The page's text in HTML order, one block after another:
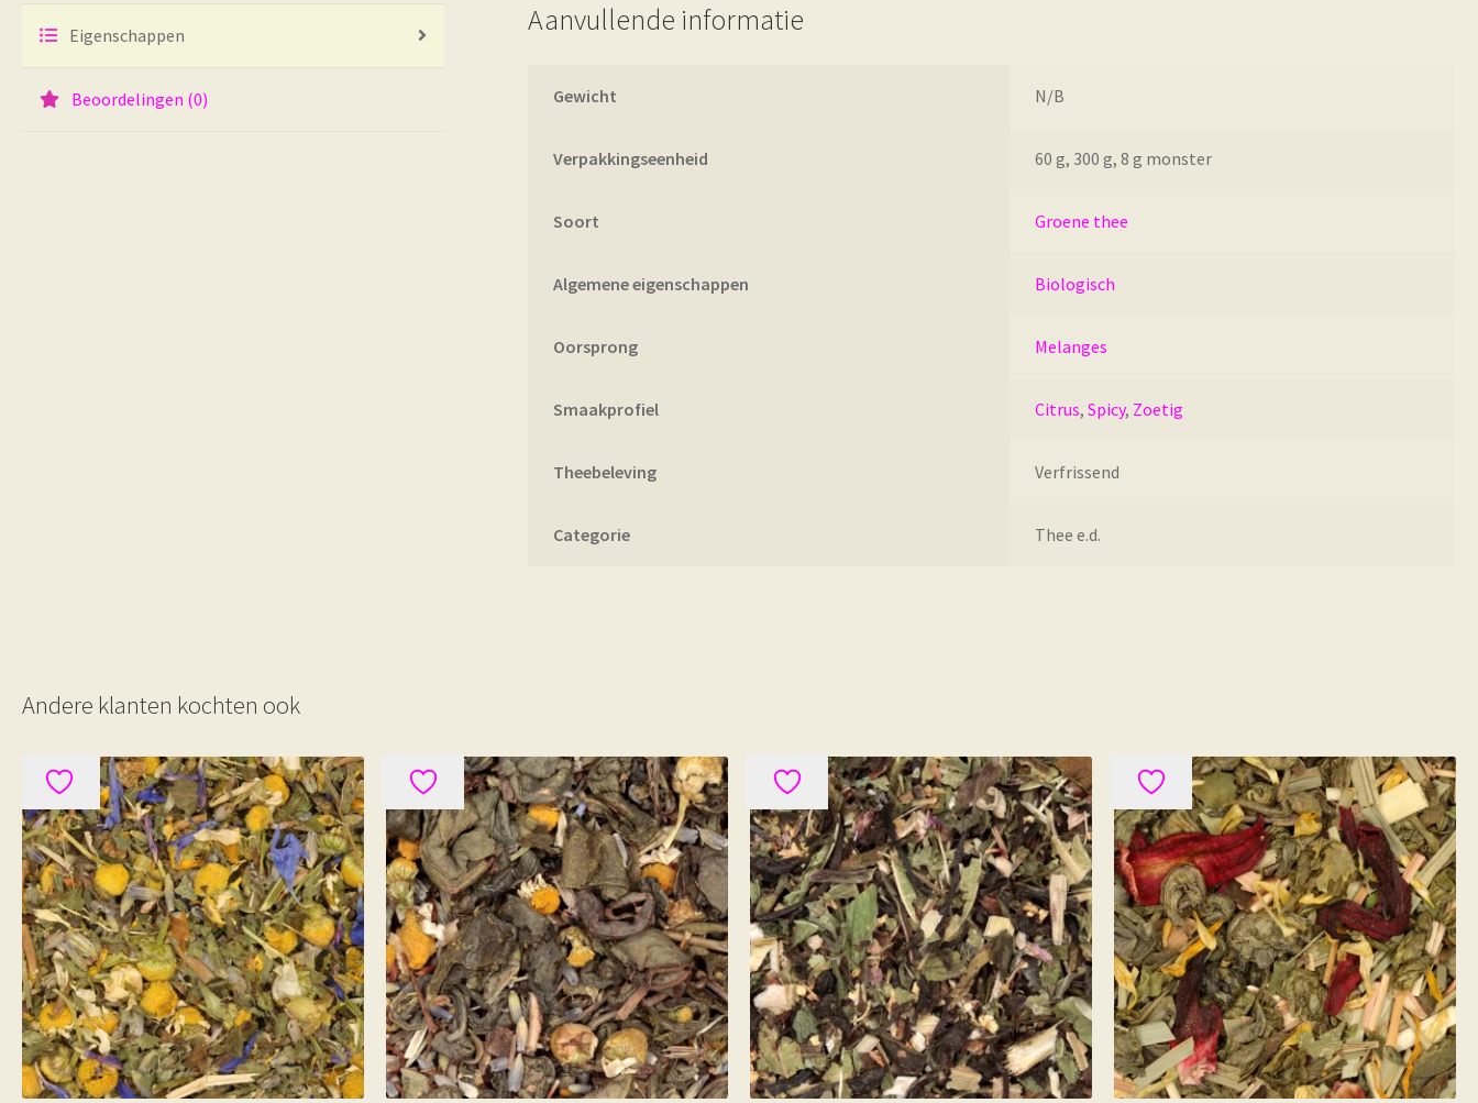
Eigenschappen
Beoordelingen (0)
Aanvullende informatie
Gewicht N/B
Verpakkingseenheid 60 g, 300 g, 8 g monster
Soort Groene thee
Algemene eigenschappen Biologisch
Oorsprong Melanges
Smaakprofiel Citrus, Spicy, Zoetig
Theebeleving Verfrissend
Categorie Thee e.d.
Andere klanten kochten ook